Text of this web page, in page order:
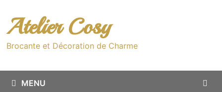
contenu
Atelier Cosy
Brocante et Décoration de Charme
MENU